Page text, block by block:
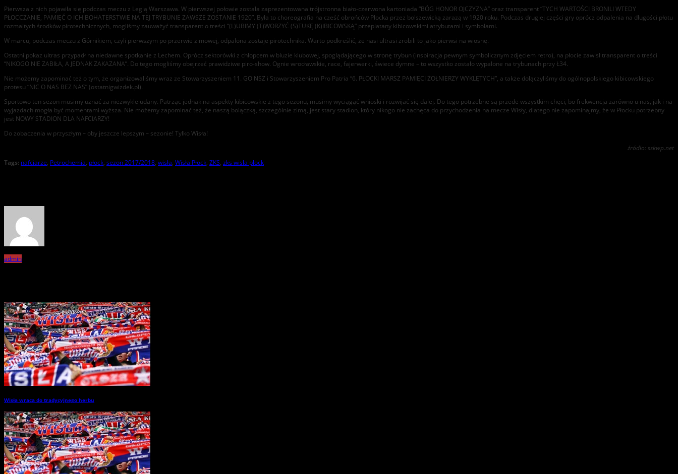
Pierwsza z nich pojawiła się podczas meczu z Legią Warszawa. W pierwszej połowie została zaprezentowana trójstronna biało-czerwona kartoniada “BÓG HONOR OJCZYZNA” oraz transparent “TYCH WARTOŚCI BRONILI WTEDY
PŁOCCZANIE, PAMIĘĆ O ICH BOHATERSTWIE NA TEJ TRYBUNIE ZAWSZE ZOSTANIE 1920”. Była to choreografia na cześć obrońców Płocka przez bolszewicką zarazą w 1920 roku. Podczas drugiej części gry oprócz odpalenia na długości płotu
rozmaitych środków pirotechnicznych, mogliśmy zauważyć transparent o treści “(L)UBIMY (T)WORZYĆ (S)TUKĘ (K)IBICOWSKĄ” przeplatany kibicowskimi atrybutami i symbolami.
W marcu, podczas meczu z Górnikiem, czyli pierwszym po przerwie zimowej, odpalona zostaje pirotechnika. Warto podkreślić, że nasi ultrasi zrobili to jako pierwsi na wiosnę.
Ostatni pokaz ultras przypadł na niedawne spotkanie z Lechem. Oprócz sektorówki z chłopcem w bluzie klubowej, spoglądającego w stronę trybun (inspiracja pewnym symbolicznym zdjęciem retro), na płocie zawisł transparent o treści
“NIKOGO NIE ZABIŁA, A JEDNAK ZAKAZANA”. Do tego mogliśmy obejrzeć prawidziwe piro-show. Ognie wrocławskie, race, fajerwerki, świece dymne – to wszystko zostało wypalone na trybunach przy Ł34.
Nie możemy zapominać też o tym, że organizowaliśmy wraz ze Stowarzyszeniem 11. GO NSZ i Stowarzyszeniem Pro Patria “6. PŁOCKI MARSZ PAMIĘCI ŻOŁNIERZY WYKLĘTYCH”, a także dołączyliśmy do ogólnopolskiego kibicowskiego
protesu “NIC O NAS BEZ NAS” (ostatnigwizdek.pl).
Sportowo ten sezon musimy uznać za niezwykle udany. Patrząc jednak na aspekty kibicowskie z tego sezonu, musimy wyciągąć wnioski i rozwijać się dalej. Do tego potrzebne są przede wszystkim chęci, bo frekwencja zarówno u nas, jak i na
wyjazdach mogła być momentami wyższa. Nie możemy zapominać też, że naszą bolączką, szczególnie zimą, jest stary stadion, który nikogo nie zachęca do przychodzenia na mecze Wisły, dlatego nie zapominajmy, że w Płocku potrzebny
jest NOWY STADION DLA NAFCIARZY!
Do zobaczenia w przyszłym – oby jeszcze lepszym – sezonie! Tylko Wisła!
źródło: sskwp.net
Tags: nafciarze, Petrochemia, płock, sezon 2017/2018, wisła, Wisła Płock, ZKS, zks wisła płock
admin
Wisła wraca do tradycyjnego herbu